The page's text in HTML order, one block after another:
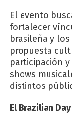
El evento
fortalecer
brasileña y
propuesta
participación
shows
distintos
El Brazilian